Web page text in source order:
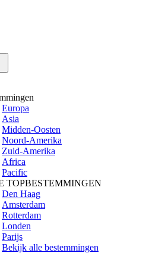
Europa
Asia
Midden-Oosten
Noord-Amerika
Zuid-Amerika
Africa
Pacific
TOPBESTEMMINGEN
Den Haag
Amsterdam
Rotterdam
Londen
Parijs
Bekijk alle bestemmingen